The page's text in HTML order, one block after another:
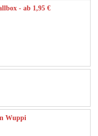
- ab 1,95 €
Wuppi